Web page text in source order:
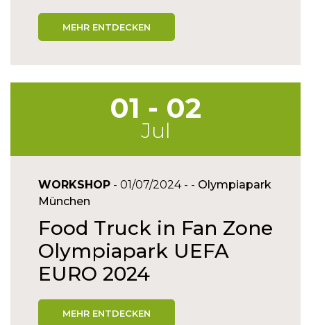
MEHR ENTDECKEN
01 - 02
Jul
WORKSHOP - 01/07/2024 - - Olympiapark
München
Food Truck in Fan Zone
Olympiapark UEFA
EURO 2024
MEHR ENTDECKEN